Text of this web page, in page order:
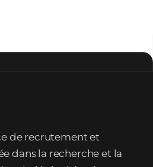
de recrutement et
dans la recherche et la